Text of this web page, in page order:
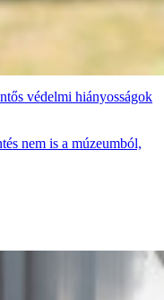
védelmi hiányosságok
nem is a múzeumból,